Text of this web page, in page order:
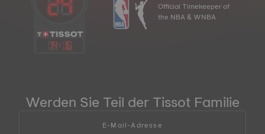
14: 16
Official Timekeeper of
the NBA & WNBA
Werden Sie Teil der Tissot Familie
E-Mail-Adresse